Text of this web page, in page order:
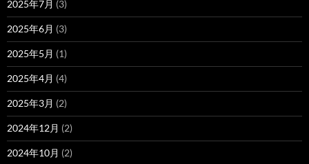
2025年7月 (3)
2025年6月 (3)
2025年5月 (1)
2025年4月 (4)
2025年3月 (2)
2024年12月 (2)
2024年10月 (2)